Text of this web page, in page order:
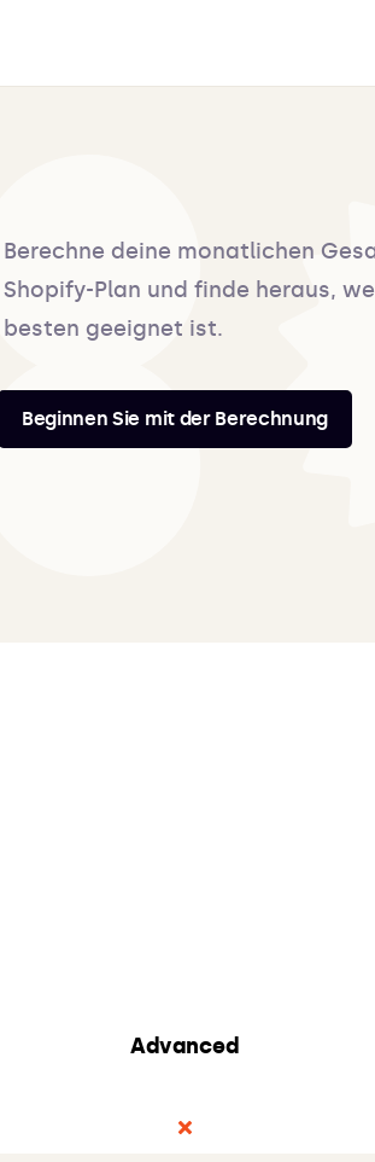
Berechne deine monatlichen
Shopify-Plan und finde heraus,
besten geeignet ist.
Beginnen Sie mit der Berechnung
Advanced